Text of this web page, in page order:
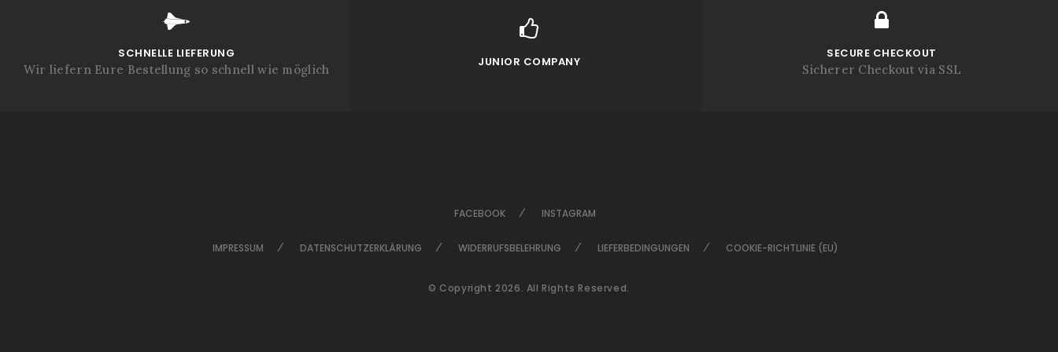
SCHNELLE LIEFERUNG
Wir liefern Eure Bestellung so schnell wie möglich
JUNIOR COMPANY
SECURE CHECKOUT
Sicherer Checkout via SSL
FACEBOOK INSTAGRAM
IMPRESSUM DATENSCHUTZERKLÄRUNG WIDERRUFSBELEHRUNG LIEFERBEDINGUNGEN COOKIE-RICHTLINIE (EU)
© Copyright 2026. All Rights Reserved.